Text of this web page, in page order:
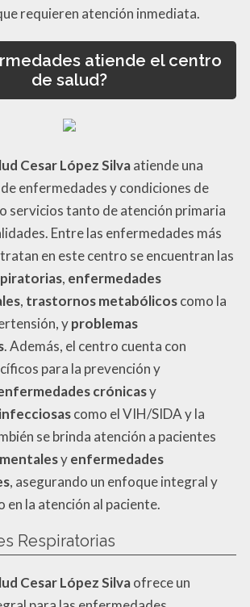
requieren atención inmediata.
atiende el centro
de salud?
Cesar López Silvaatiende una
enfermedades y condiciones de
servicios tanto de atención primaria
Entre las enfermedades más
en este centro se encuentran las
, enfermedades
, trastornos metabólicoscomo la
yproblemas
. Además, el centro cuenta con
para la prevención y
crónicasy
como el VIH/SIDA y la
se brinda atención a pacientes
yenfermedades
, asegurando un enfoque integral y
la atención al paciente.
Respiratorias
Cesar López Silvaofrece un